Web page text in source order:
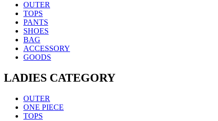
OUTER
TOPS
PANTS
SHOES
BAG
ACCESSORY
GOODS
LADIES CATEGORY
OUTER
ONE PIECE
TOPS